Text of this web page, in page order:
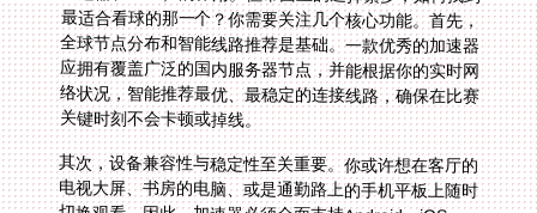
关键时刻不会卡顿或掉线。
其次，设备兼容性与稳定性至关重要。你或许想在客厅的
电视大屏、书房的电脑、或是通勤路上的手机平板上随时
切换观看。因此，加速器必须全面支持Android、iOS、
Windows、macOS等主流系统，并且允许一个账号在多
个设备上同时登录使用，让你在不同场景下无缝衔接。想
象一下，用平板看上半场，下半场切换到电脑，体验完全